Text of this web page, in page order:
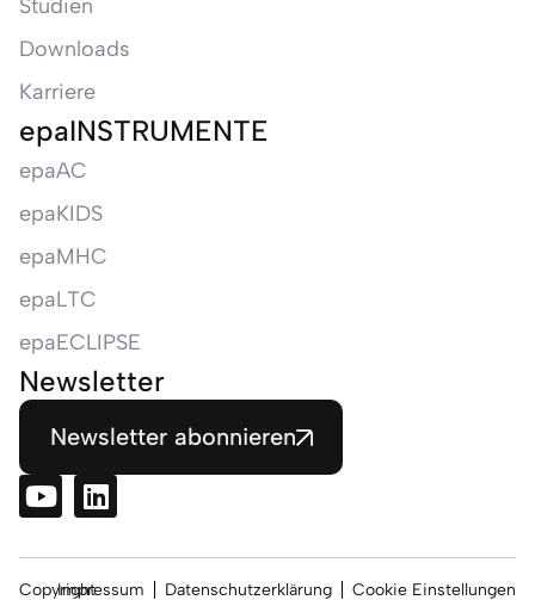
Studien
Downloads
Karriere
epaINSTRUMENTE
epaAC
epaKIDS
epaMHC
epaLTC
epaECLIPSE
Newsletter
Newsletter abonnieren
CopyrightImpressum Datenschutzerklärung Cookie Einstellungen